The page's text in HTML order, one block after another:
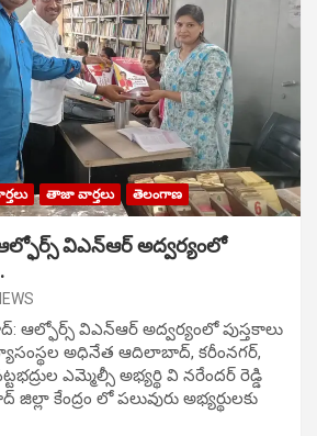
తాజా వార్తలు తెలంగాణ
ఆల్ఫోర్స్ విఎన్ఆర్ అద్వర్యంలో
విఎన్ఆర్ అద్వర్యంలో పుస్తకాలు
అధినేత ఆదిలాబాద్, కరీంనగర్,
ఎమ్మెల్సీ అభ్యర్థి వి నరేందర్ రెడ్డి
కేంద్రం లో పలువురు అభ్యర్థులకు